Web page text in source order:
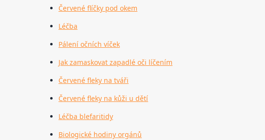
Červené flíčky pod okem
Léčba
Pálení očních víček
Jak zamaskovat zapadlé oči líčením
Červené fleky na tváři
Červené fleky na kůži u dětí
Léčba blefaritidy
Biologické hodiny orgánů